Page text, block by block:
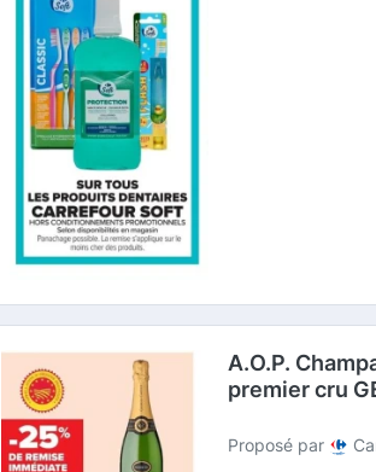
A.O.P.
premier cru
Proposé par